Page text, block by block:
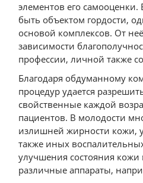
элементов его
быть объектом гордости,
основой комплексов. От
зависимости
профессии, личной также
Благодаря обдуманному
процедур удается
свойственные каждой
пациентов. В молодости
излишней жирности кожи,
также иных
улучшения состояния кожи
различные аппараты,